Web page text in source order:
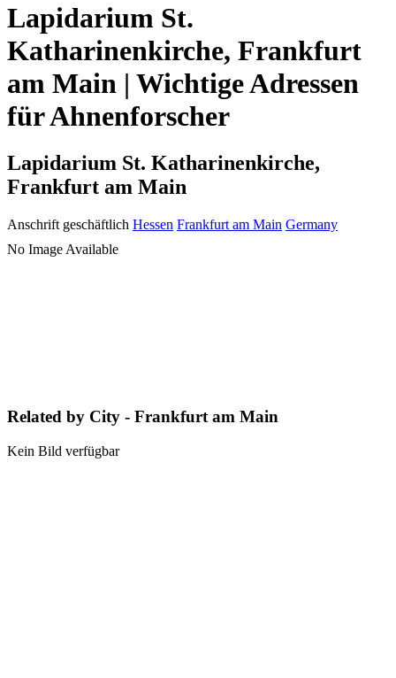
Lapidarium St.
Katharinenkirche, Frankfurt
am Main | Wichtige Adressen
für Ahnenforscher
Lapidarium St. Katharinenkirche,
Frankfurt am Main
Anschrift geschäftlich Hessen Frankfurt am Main Germany
No Image Available
Related by City - Frankfurt am Main
Kein Bild verfügbar